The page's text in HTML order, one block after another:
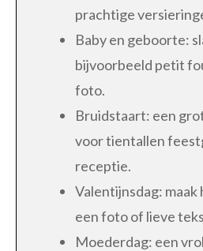
prachtige
Baby en geboorte:
bijvoorbeeld petit
foto.
Bruidstaart: een
voor tientallen
receptie.
Valentijnsdag:
een foto of lieve
Moederdag: een